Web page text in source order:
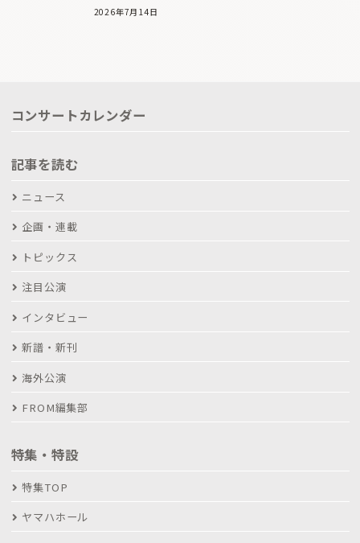
2026年7月14日
コンサートカレンダー
記事を読む
ニュース
企画・連載
トピックス
注目公演
インタビュー
新譜・新刊
海外公演
FROM編集部
特集・特設
特集TOP
ヤマハホール